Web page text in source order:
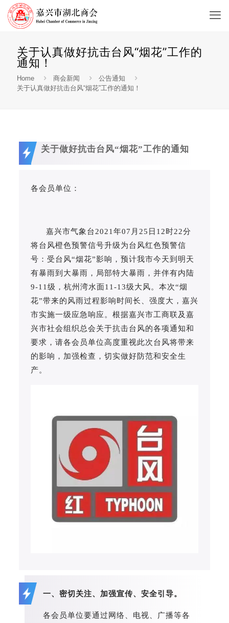
关于认真做好抗击台风“烟花”工作的
通知！
Home 商会新闻
公告通知
关于认真做好抗击台风“烟花”工作的通知！
关于做好抗击台风“烟花”工作的通知
各会员单位：
嘉兴市气象台2021年07月25日12时22分
将台风橙色预警信号升级为台风红色预警信
号：受台风“烟花”影响，预计我市今天到明天
有暴雨到大暴雨，局部特大暴雨，并伴有内陆
9-11级，杭州湾水面11-13级大风。本次“烟
花”带来的风雨过程影响时间长、强度大，嘉兴
市实施一级应急响应。根据嘉兴市工商联及嘉
兴市社会组织总会关于抗击台风的各项通知和
要求，请各会员单位高度重视此次台风将带来
的影响，加强检查，切实做好防范和安全生
产。
一、密切关注、加强宣传、安全引导。
各会员单位要通过网络、电视、广播等各